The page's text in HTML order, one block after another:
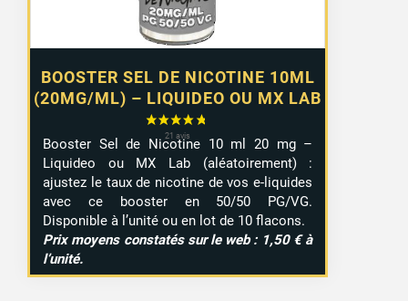
BOOSTER SEL DE NICOTINE 10ML
(20MG/ML) – LIQUIDEO OU MX LAB
Booster Sel de Nicotine 10 ml 20 mg –
Liquideo ou MX Lab (aléatoirement) :
ajustez le taux de nicotine de vos e-liquides
avec ce booster en 50/50 PG/VG.
Disponible à l’unité ou en lot de 10 flacons.
Prix moyens constatés sur le web : 1,50 € à
l’unité.